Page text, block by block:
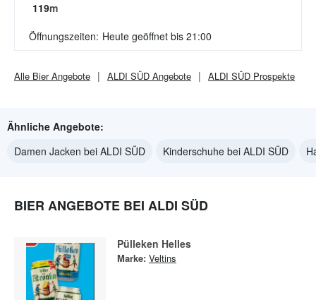
119m
Öffnungszeiten: Heute geöffnet bis 21:00
Alle BierAngebote ALDI SÜD Angebote ALDI SÜD Prospekte
Ähnliche Angebote:
Damen Jacken bei ALDI SÜD
Kinderschuhe bei ALDI SÜD
BIER ANGEBOTE BEI ALDI SÜD
Pülleken Helles
Marke: Veltins